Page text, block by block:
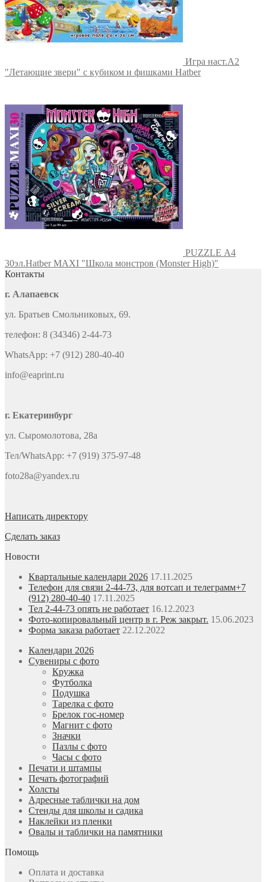
Игра наст.А2
"Летающие звери" с кубиком и фишками Hatber
PUZZLE А4
30эл.Hatber MAXI "Школа монстров (Monster High)"
Контакты
г. Алапаевск
ул. Братьев Смольниковых, 69.
телефон: 8 (34346) 2-44-73
WhatsApp: +7 (912) 280-40-40
info@eaprint.ru
г. Екатеринбург
ул. Сыромолотова, 28а
Тел/WhatsApp: +7 (919) 375-97-48
foto28a@yandex.ru
Написать директору
Сделать заказ
Новости
Квартальные календари 2026 17.11.2025
Телефон для связи 2-44-73, для вотсап и телеграмм+7
(912) 280-40-40 17.11.2025
Тел 2-44-73 опять не работает 16.12.2023
Фото-копировальный центр в г. Реж закрыт. 15.06.2023
Форма заказа работает 22.12.2022
Календари 2026
Сувениры с фото
Кружка
Футболка
Подушка
Тарелка с фото
Брелок гос-номер
Магнит с фото
Значки
Пазлы с фото
Часы с фото
Печати и штампы
Печать фотографий
Холсты
Адресные таблички на дом
Стенды для школы и садика
Наклейки из пленки
Овалы и таблички на памятники
Помощь
Оплата и доставка